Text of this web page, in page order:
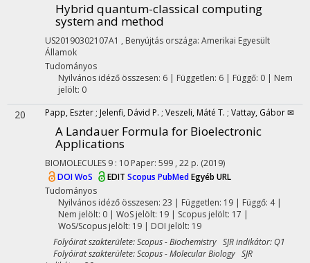
Hybrid quantum-classical computing
system and method
US20190302107A1 , Benyújtás országa: Amerikai Egyesült
Államok
Tudományos
Nyilvános idéző összesen: 6| Független: 6 | Függő: 0 | Nem
jelölt: 0
20 Papp, Eszter ; Jelenfi, Dávid P. ; Veszeli, Máté T. ; Vattay, Gábor ✉
A Landauer Formula for Bioelectronic
Applications
BIOMOLECULES 9 : 10 Paper: 599 , 22 p. (2019)
DOIWoS EDIT Scopus PubMedEgyéb URL
Tudományos
Nyilvános idéző összesen: 23 | Független: 19 | Függő: 4 |
Nem jelölt: 0 | WoS jelölt: 19 | Scopus jelölt: 17 |
WoS/Scopus jelölt: 19 | DOI jelölt: 19
Folyóirat szakterülete: Scopus - Biochemistry SJR indikátor: Q1
Folyóirat szakterülete: Scopus - Molecular Biology SJR